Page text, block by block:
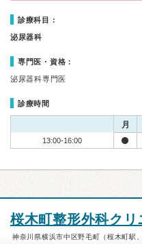
診療科目：
泌尿器科
専門医・資格：
泌尿器科専門医
診療時間
月
13:00-16:00
桜木町整形外科クリ
神奈川県横浜市中区野毛町（桜木町駅